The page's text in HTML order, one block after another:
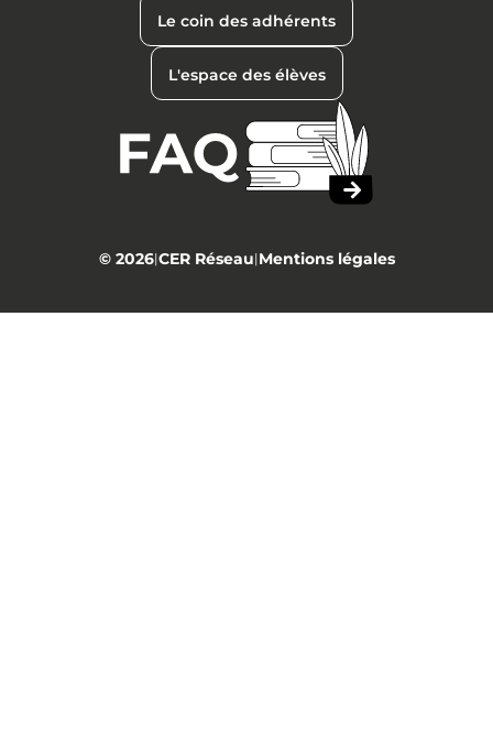
Le coin des adhérents
L'espace des élèves
© 2026|CER Réseau|Mentions légales